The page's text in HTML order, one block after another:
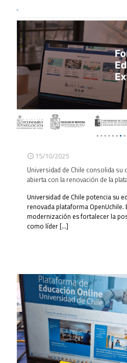
15/10/2025
Universidad de Chile consolida su
abierta con la renovación de la
Universidad de Chile potencia su
renovada plataforma OpenUchile.
modernización es fortalecer la
como líder[…]